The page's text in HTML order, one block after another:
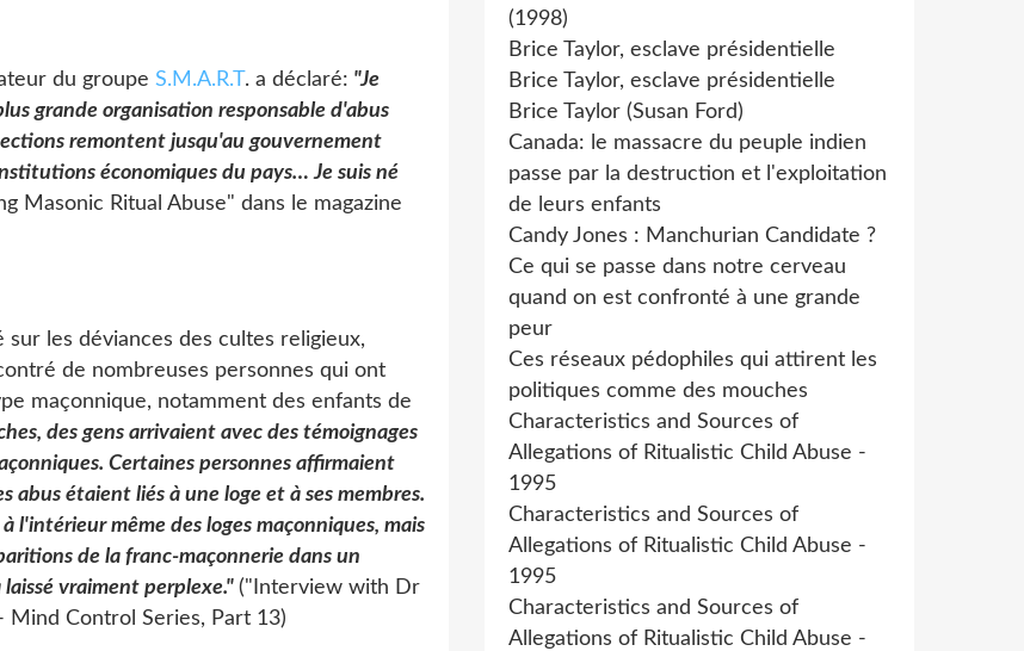
du groupe S.M.A.R.T. a déclaré: "Je
grande organisation responsable d'abus
remontent jusqu'au gouvernement
économiques du pays… Je suis né
Masonic Ritual Abuse" dans le magazine
sur les déviances des cultes religieux,
de nombreuses personnes qui ont
maçonnique, notamment des enfants de
des gens arrivaient avec des témoignages
Certaines personnes affirmaient
étaient liés à une loge et à ses membres.
l'intérieur même des loges maçonniques, mais
de la franc-maçonnerie dans un
vraiment perplexe." ("Interview with Dr
Control Series, Part 13)
(1998)
Brice Taylor, esclave présidentielle
Brice Taylor, esclave présidentielle
Brice Taylor (Susan Ford)
Canada: le massacre du peuple indien
passe par la destruction et l'exploitation
de leurs enfants
Candy Jones : Manchurian Candidate ?
Ce qui se passe dans notre cerveau
quand on est confronté à une grande
peur
Ces réseaux pédophiles qui attirent les
politiques comme des mouches
Characteristics and Sources of
Allegations of Ritualistic Child Abuse -
1995
Characteristics and Sources of
Allegations of Ritualistic Child Abuse -
1995
Characteristics and Sources of
Allegations of Ritualistic Child Abuse -